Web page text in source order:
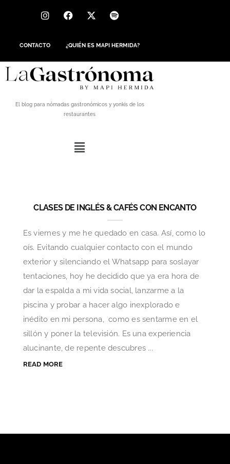
CONTACTO ¿QUIÉN ES MAPI HERMIDA?
El blog para nómadas gastronómicos y yonkis de los
restaurantes
CLASES DE INGLÉS & CAFÉS CON ENCANTO
Es viernes y me he quedado en casa. Así, como lo
oís. Evitando cualquier contacto con el mundo
exterior y silenciando el Whatsapp para soslayar
tentaciones, hoy he decidido que ya era hora de
dar la espalda a mi vida social, lanzarme a la
piscina y probar a hacer algo inexplorado e
inédito en mi persona, como es sentarme en el
sillón y poner la televisión. Es una experiencia
alucinante, de repente descubres ...
READ MORE